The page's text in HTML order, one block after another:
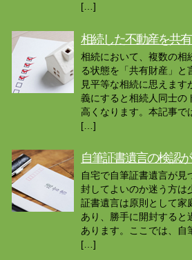
[…]
相続した不動産を共有
相続において、複数の相
る状態を「共有財産」
見平等な相続に思えます
義にすると相続人同士の
高くなります。本記事で
[…]
自筆証書遺言の検認が
自宅で自筆証書遺言が見
封してよいのか迷う方は
証書遺言は原則として家
あり、勝手に開封すると
あります。ここでは、自
[…]